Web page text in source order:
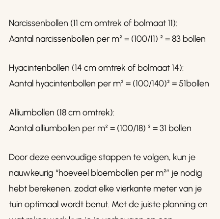
Narcissenbollen (11 cm omtrek of bolmaat 11):
Aantal narcissenbollen per m² = (100/11) ² = 83 bollen
Hyacintenbollen (14 cm omtrek of bolmaat 14):
Aantal hyacintenbollen per m² = (100/140)² = 51bollen
Alliumbollen (18 cm omtrek):
Aantal alliumbollen per m² = (100/18) ² = 31 bollen
Door deze eenvoudige stappen te volgen, kun je
nauwkeurig “hoeveel bloembollen per m²” je nodig
hebt berekenen, zodat elke vierkante meter van je
tuin optimaal wordt benut. Met de juiste planning en